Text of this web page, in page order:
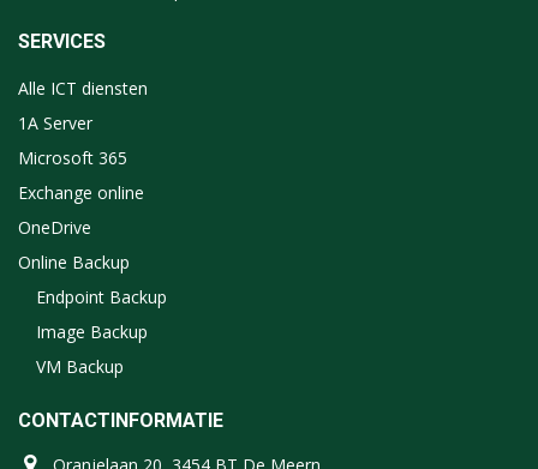
SERVICES
Alle ICT diensten
1A Server
Microsoft 365
Exchange online
OneDrive
Online Backup
Endpoint Backup
Image Backup
VM Backup
CONTACTINFORMATIE